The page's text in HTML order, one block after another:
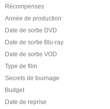
Récompenses
Année de production
Date de sortie DVD
Date de sortie Blu-ray
Date de sortie VOD
Type de film
Secrets de tournage
Budget
Date de reprise